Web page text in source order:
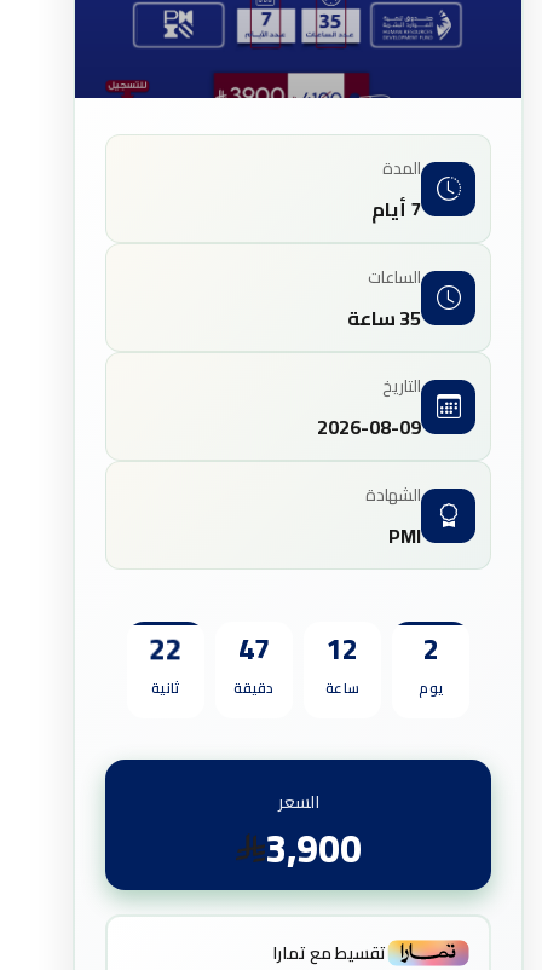
المدة
7 أيام
الساعات
35 ساعة
التاريخ
2026-08-09
الشهادة
PMI
2
يوم
12
ساعة
47
دقيقة
20
ثانية
السعر
3,900
تقسيط مع تمارا